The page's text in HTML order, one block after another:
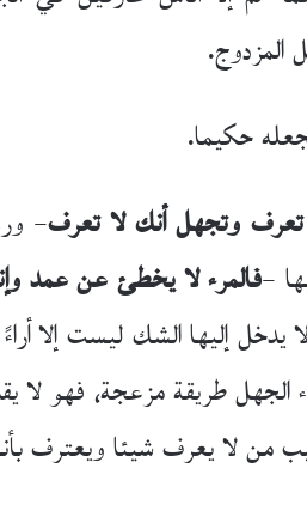
المزدوج.
حكيما.
تعرف وتجهل أنك لا تعرف–
–فالمرء لا يخطئ عن عمد
يدخل إليها الشك ليست
طريقة مزعجة، فهو لا
من لا يعرف شيئا ويعترف